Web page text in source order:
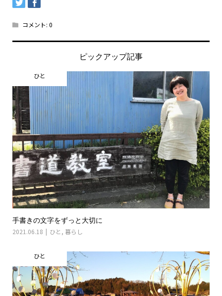
コメント: 0
ピックアップ記事
ひと
手書きの文字をずっと大切に
2021.06.18 ひと , 暮らし
ひと